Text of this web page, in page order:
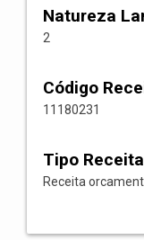
Natureza
2
Código
11180231
Tipo Receita
Receita